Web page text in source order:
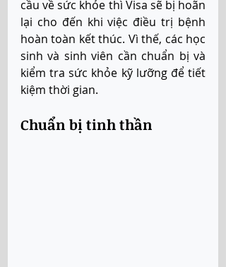
cầu về sức khỏe thì Visa sẽ bị hoãn
lại cho đến khi việc điều trị bệnh
hoàn toàn kết thúc. Vì thế, các học
sinh và sinh viên cần chuẩn bị và
kiểm tra sức khỏe kỹ lưỡng để tiết
kiệm thời gian.
Chuẩn bị tinh thần